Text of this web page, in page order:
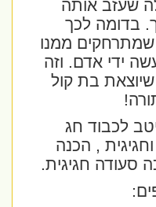
שעזב אותה
בדומה לכך
ממנו
ידי אדם. וזה
בת קול
לכבוד חג
, הכנה
סעודה חגיגית.